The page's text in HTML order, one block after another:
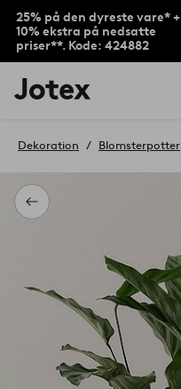
25% på den dyreste vare* +
10% ekstra på nedsatte
priser**. Kode: 424882
Jotex
logo
til
Tilbage
Dekoration Blomsterpotter